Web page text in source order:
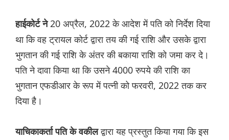
हाईकोर्ट ने20 अप्रैल, 2022 के आदेश में पति को निर्देश दिया
था कि वह ट्रायल कोर्ट द्वारा तय की गई राशि और उसके द्वारा
भुगतान की गई राशि के अंतर की बकाया राशि को जमा कर दे।
पति ने दावा किया था कि उसने 4000 रुपये की राशि का
भुगतान एफडीआर के रूप में पत्नी को फरवरी, 2022 तक कर
दिया है।
याचिकाकर्ता पति के वकीलद्वारा यह प्रस्तुत किया गया कि इस